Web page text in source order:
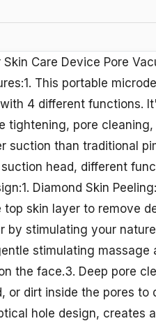
Care Device Pore
This portable
4 different functions.
pore
suction than traditional
head, different
Diamond Skin
skin layer to remove
by stimulating your
stimulating massage
the face.3. Deep pore
or dirt inside the pores to
hole design, creates